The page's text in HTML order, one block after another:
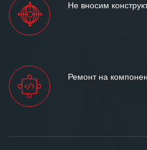
Не вносим
Ремонт на